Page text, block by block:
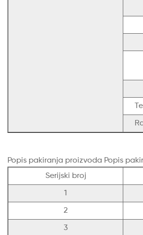
Popis pakiranja proizvoda Popis
Serijski broj
1
2
3